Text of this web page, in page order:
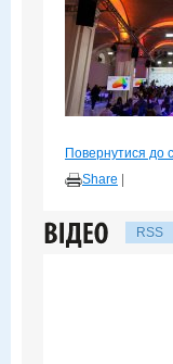
Повернутися до
Share
RSS